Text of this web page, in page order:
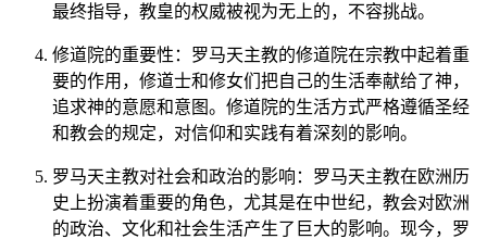
最终指导，教皇的权威被视为无上的，不容挑战。
修道院的重要性：罗马天主教的修道院在宗教中起着重
要的作用，修道士和修女们把自己的生活奉献给了神，
追求神的意愿和意图。修道院的生活方式严格遵循圣经
和教会的规定，对信仰和实践有着深刻的影响。
罗马天主教对社会和政治的影响：罗马天主教在欧洲历
史上扮演着重要的角色，尤其是在中世纪，教会对欧洲
的政治、文化和社会生活产生了巨大的影响。现今，罗